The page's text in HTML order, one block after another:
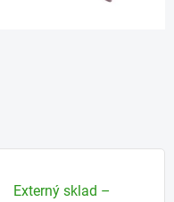
Externý sklad –